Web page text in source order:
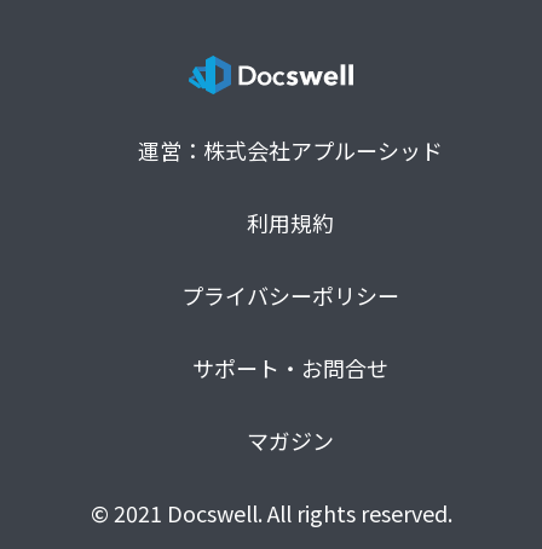
運営：株式会社アプルーシッド
利用規約
プライバシーポリシー
サポート・お問合せ
マガジン
© 2021 Docswell. All rights reserved.